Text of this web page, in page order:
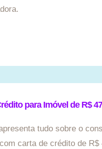
para Imóvel de R$
tudo sobre o
carta de crédito de R$